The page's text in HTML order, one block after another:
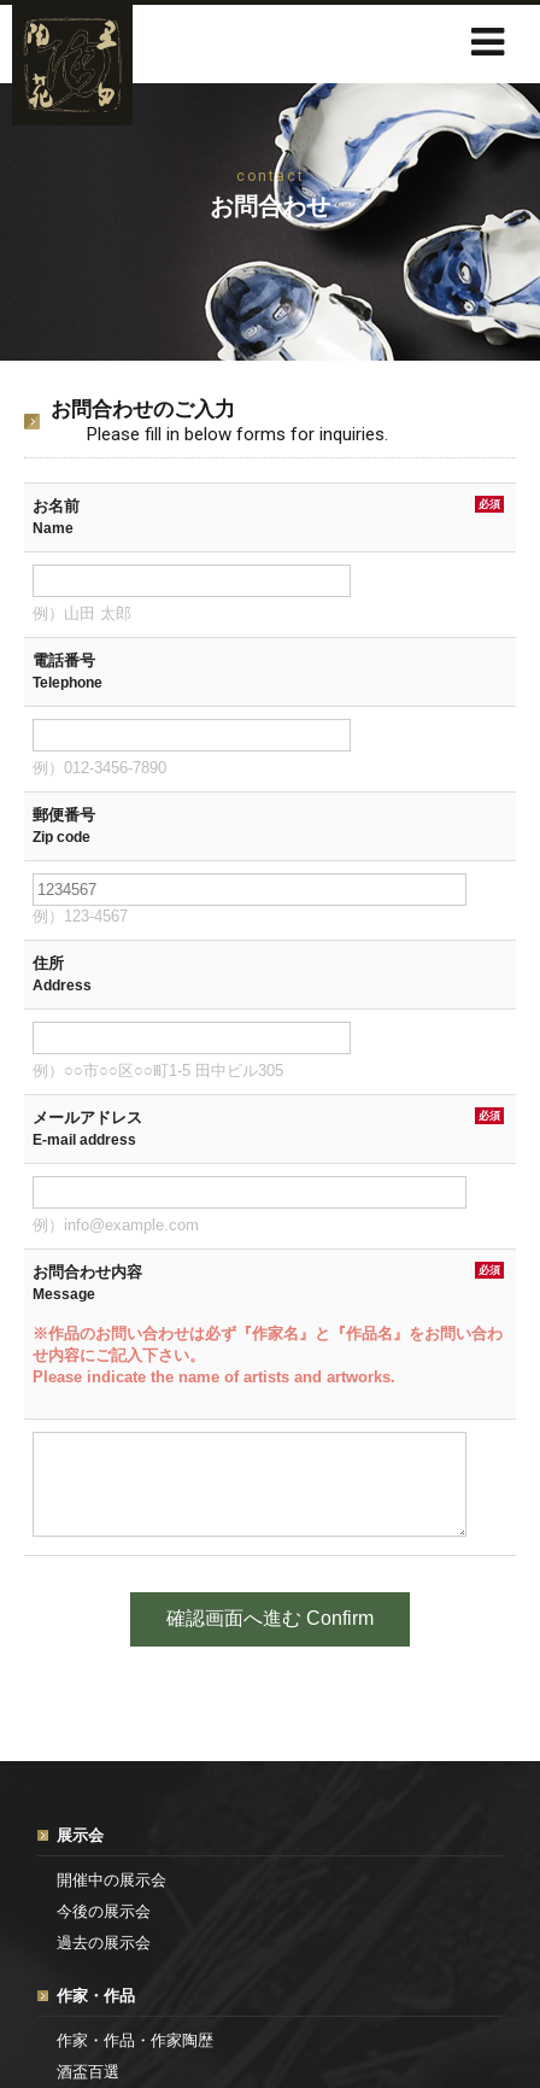
contact
お問合わせ
お問合わせのご入力
Please fill in below forms for inquiries.
お名前 必須
Name
例）山田 太郎
電話番号
Telephone
例）012-3456-7890
郵便番号
Zip code
例）123-4567
住所
Address
例）○○市○○区○○町1-5 田中ビル305
メールアドレス 必須
E-mail address
例）info@example.com
お問合わせ内容 必須
Message
※作品のお問い合わせは必ず『作家名』と『作品名』をお問い合わ
せ内容にご記入下さい。
Please indicate the name of artists and artworks.
展示会
開催中の展示会
今後の展示会
過去の展示会
作家・作品
作家・作品・作家陶歴
酒盃百選